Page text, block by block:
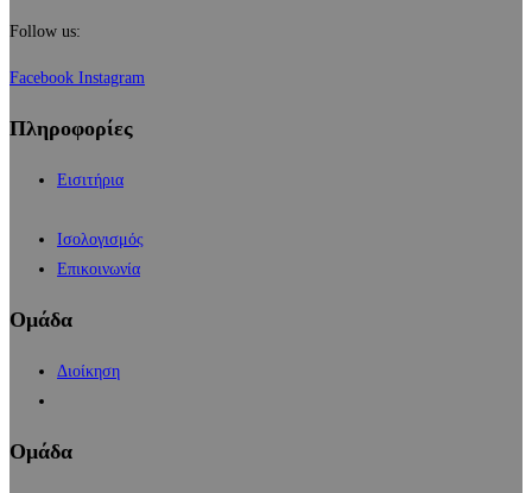
Follow us:
Facebook Instagram
Πληροφορίες
Εισιτήρια
Ισολογισμός
Επικοινωνία
Ομάδα
Διοίκηση
Ομάδα